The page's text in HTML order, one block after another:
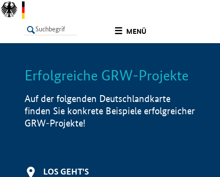
MENÜ
LISTE Info
Erfolgreiche GRW-Projekte
Auf der folgenden Deutschlandkarte
finden Sie konkrete Beispiele erfolgreicher
GRW-Projekte!
LOS GEHT'S